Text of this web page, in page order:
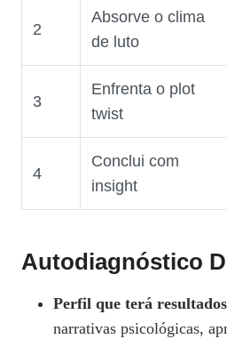
2
Absorve o clima
de luto
3
Enfrenta o plot
twist
4
Conclui com
insight
Autodiagnóstico
Perfil que terá
narrativas psicológicas,